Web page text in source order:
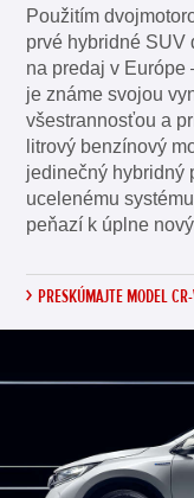
Použitím
prvé hybridné SUV
na predaj v Európe
je známe svojou
všestrannosťou a
litrový benzínový
jedinečný hybridný
ucelenému
peňazí k úplne
PRESKÚMAJTE MODEL